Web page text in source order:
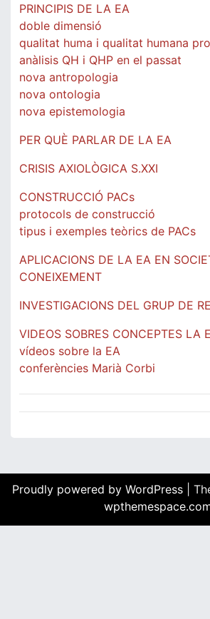
PRINCIPIS DE LA EA
doble dimensió
qualitat huma i qualitat humana
anàlisis QH i QHP en el passat
nova antropologia
nova ontologia
nova epistemologia
PER QUÈ PARLAR DE LA EA
CRISIS AXIOLÒGICA S.XXI
CONSTRUCCIÓ PACs
protocols de construcció
tipus i exemples teòrics de PACs
APLICACIONS DE LA EA EN
CONEIXEMENT
INVESTIGACIONS DEL GRUP DE
VIDEOS SOBRES CONCEPTES LA
vídeos sobre la EA
conferències Marià Corbi
Proudly powered by WordPress